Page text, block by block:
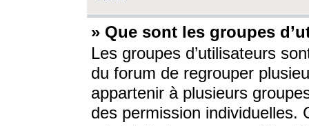
» Que sont les groupes
Les groupes d’utilisateurs
du forum de regrouper
appartenir à plusieurs
des permission individuelles.